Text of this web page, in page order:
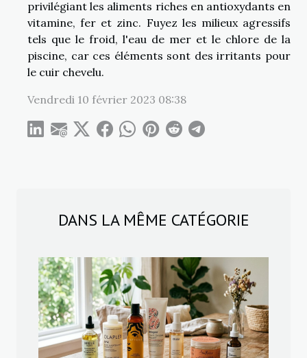
DANS LA MÊME CATÉGORIE
privilégiant les aliments riches en antioxydants en
vitamine, fer et zinc. Fuyez les milieux agressifs
tels que le froid, l'eau de mer et le chlore de la
piscine, car ces éléments sont des irritants pour
le cuir chevelu.
Vendredi 10 février 2023 08:38